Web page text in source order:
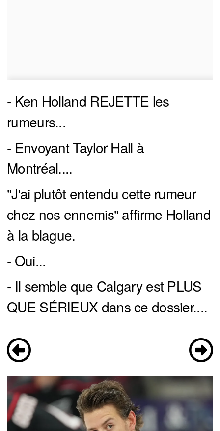
- Ken Holland REJETTE les
rumeurs...
- Envoyant Taylor Hall à
Montréal....
"J'ai plutôt entendu cette rumeur
chez nos ennemis" affirme Holland
à la blague.
- Oui...
- Il semble que Calgary est PLUS
QUE SÉRIEUX dans ce dossier....